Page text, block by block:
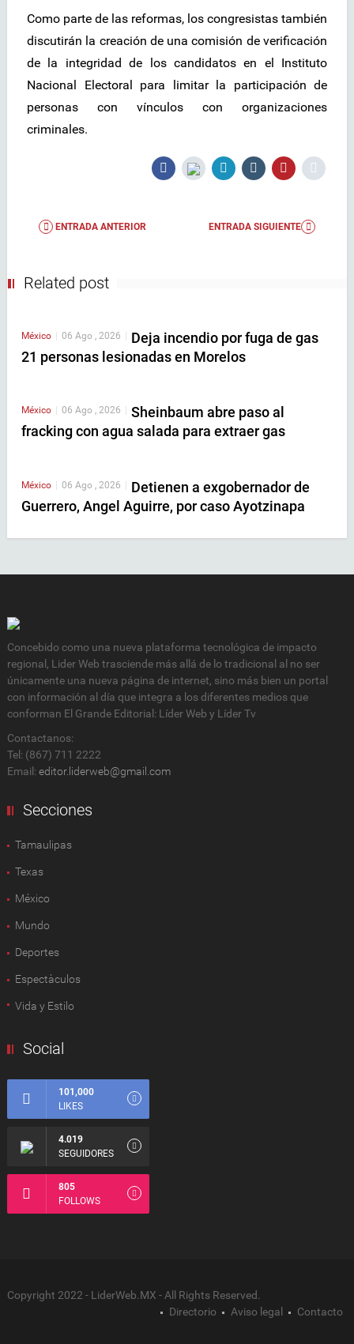
Como parte de las reformas, los congresistas también
discutirán la creación de una comisión de verificación
de la integridad de los candidatos en el Instituto
Nacional Electoral para limitar la participación de
personas con vínculos con organizaciones
criminales.
ENTRADA ANTERIOR ENTRADA SIGUIENTE
Related post
México | 06 Ago , 2026 | Deja incendio por fuga de gas
21 personas lesionadas en Morelos
México 06 Ago , 2026
Sheinbaum abre paso al
fracking con agua salada para extraer gas
México | 06 Ago , 2026 | Detienen a exgobernador de
Guerrero, Angel Aguirre, por caso Ayotzinapa
Concebido como una nueva plataforma tecnológica de impacto
regional, Lider Web trasciende más allá de lo tradicional al no ser
únicamente una nueva página de internet, sino más bien un portal
con información al día que integra a los diferentes medios que
conforman El Grande Editorial: Líder Web y Líder Tv
Contactanos:
Tel: (867) 711 2222
Email: editor.liderweb@gmail.com
Secciones
Tamaulipas
Texas
México
Mundo
Deportes
Espectàculos
Vida y Estilo
Social
101,000
LIKES
4.019
SEGUIDORES
805
FOLLOWS
Copyright 2022 - LiderWeb.MX - All Rights Reserved.
Directorio
Aviso legal Contacto